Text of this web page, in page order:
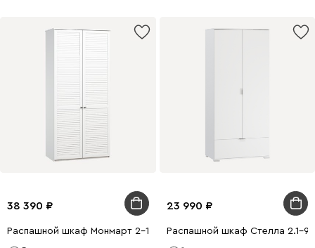
38 390
Распашной шкаф Монмарт 2-100x240 Белый
23 990
Распашной шкаф Стелла 2.1-